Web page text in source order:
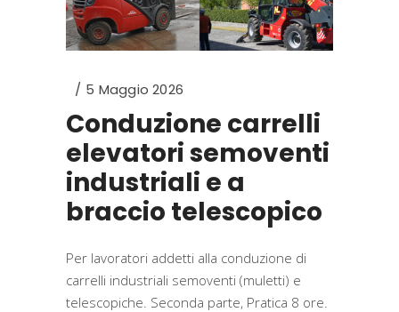
5 Maggio 2026
Conduzione carrelli
elevatori semoventi
industriali e a
braccio telescopico
Per lavoratori addetti alla conduzione di
carrelli industriali semoventi (muletti) e
telescopiche. Seconda parte, Pratica 8 ore.